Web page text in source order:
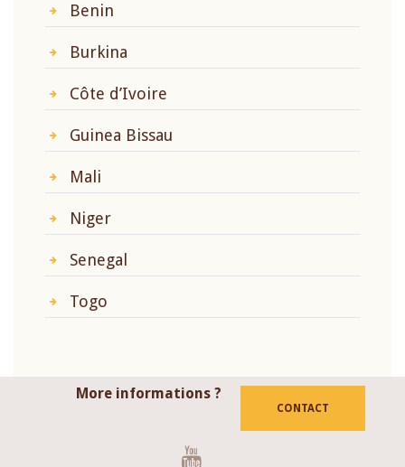
Benin
Burkina
Côte d’Ivoire
Guinea Bissau
Mali
Niger
Senegal
Togo
More informations ?
CONTACT